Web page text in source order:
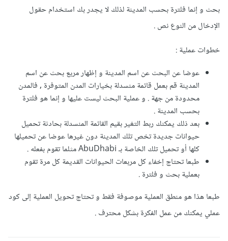
بحث و إنما فلترة بحسب المدينة لذلك لا يجدر بك استخدام حقول
الإدخال من النوع نص .
خطوات عملية :
عوضا عن البحث عن اسم المدينة و إظهار مربع بحث عن اسم
المدينة قم بعمل قائمة منسدلة بخيارات المدن المتوفرة , فالمدن
محدودة من جهة . و عملية البحث ليست عليها و إنما هو فلترة
بحسب المدينة .
بعد ذلك يمكنك ربط التغير بقيم القائمة المنسدلة بحادثة تحميل
حيوانات جديدة تخص تلك المدينة دون غيرها عوضا عن تحميلها
كلها أو تحميل تلك الخاصة بـ AbuDhabi مثلما تقوم بفعله .
طبعا تحتاج إخفاء كل مربعات الحيوانات القديمة كل مرة تقوم
بعملية بحث و فلترة .
طبعا هذا هو منطق العملية موصوفة فقط و تحتاج تحويل العملية إلى كود
عملي يمكنك من عمل الفكرة بشكل محترف .